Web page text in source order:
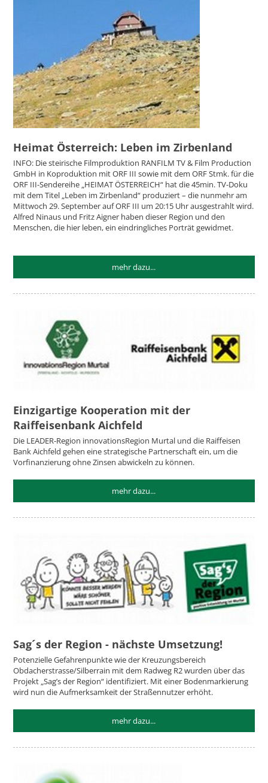
Heimat Österreich: Leben im Zirbenland
INFO: Die steirische Filmproduktion RANFILM TV & Film Production
GmbH in Koproduktion mit ORF III sowie mit dem ORF Stmk. für die
ORF III-Sendereihe „HEIMAT ÖSTERREICH“ hat die 45min. TV-Doku
mit dem Titel „Leben im Zirbenland“ produziert – die nunmehr am
Mittwoch 29. September auf ORF III um 20:15 Uhr ausgestrahlt wird.
Alfred Ninaus und Fritz Aigner haben dieser Region und den
Menschen, die hier leben, ein eindringliches Porträt gewidmet.
mehr dazu...
Einzigartige Kooperation mit der
Raiffeisenbank Aichfeld
Die LEADER-Region innovationsRegion Murtal und die Raiffeisen
Bank Aichfeld gehen eine strategische Partnerschaft ein, um die
Vorfinanzierung ohne Zinsen abwickeln zu können.
mehr dazu...
Sag´s der Region - nächste Umsetzung!
Potenzielle Gefahrenpunkte wie der Kreuzungsbereich
Obdacherstrasse/Silberrain mit dem Radweg R2 wurden über das
Projekt „Sag’s der Region“ identifiziert. Mit einer Bodenmarkierung
wird nun die Aufmerksamkeit der Straßennutzer erhöht.
mehr dazu...